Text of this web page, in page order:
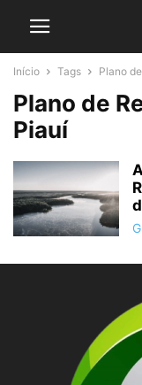
Início Tags Plano
Plano de
Piauí